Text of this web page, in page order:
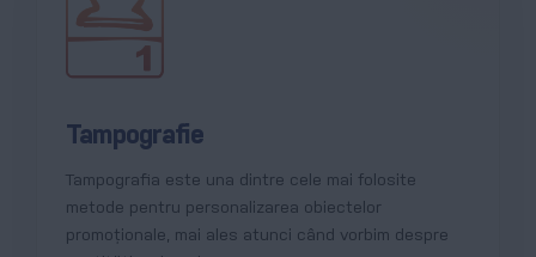
Tampografie
Tampografia este una dintre cele mai folosite
metode pentru personalizarea obiectelor
promoționale, mai ales atunci când vorbim despre